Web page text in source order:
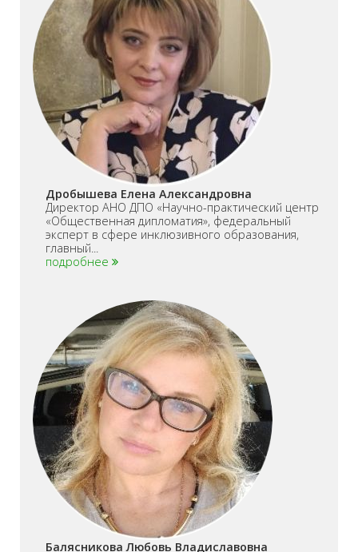
Дробышева Елена Александровна
Директор АНО ДПО «Научно-практический центр
«Общественная дипломатия», федеральный
эксперт в сфере инклюзивного образования,
главный...
подробнее
Балясникова Любовь Владиславовна